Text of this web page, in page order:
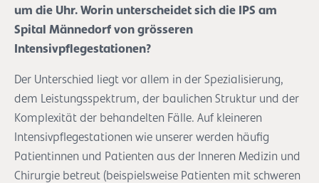
um die Uhr. Worin unterscheidet sich die IPS am
Spital Männedorf von grösseren
Intensivpflegestationen?
Der Unterschied liegt vor allem in der Spezialisierung,
dem Leistungsspektrum, der baulichen Struktur und der
Komplexität der behandelten Fälle. Auf kleineren
Intensivpflegestationen wie unserer werden häufig
Patientinnen und Patienten aus der Inneren Medizin und
Chirurgie betreut (beispielsweise Patienten mit schweren